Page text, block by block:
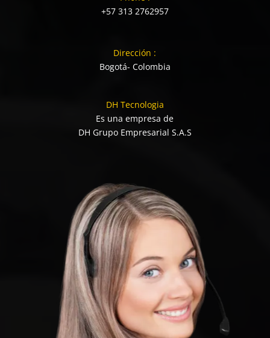
+57 313 2762957
Dirección :
Bogotá- Colombia
DH Tecnologia
Es una empresa de
DH Grupo Empresarial S.A.S